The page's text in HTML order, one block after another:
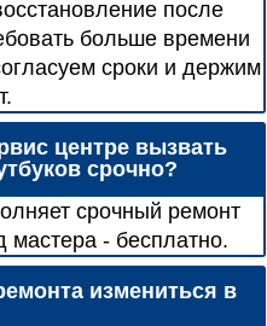
после
больше времени
сроки и держим
центре вызвать
срочно?
срочный ремонт
мастера - бесплатно.
измениться в